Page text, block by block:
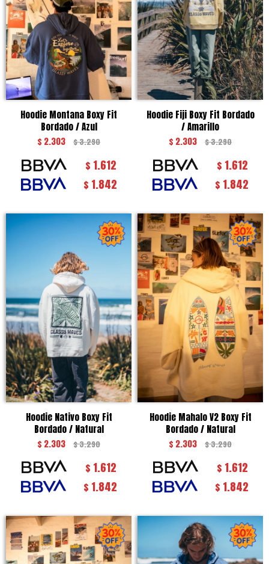
Hoodie Montana Boxy Fit
Bordado / Azul
$ 2.303 $3.290
$ 1.612
$ 1.842
Hoodie Fiji Boxy Fit Bordado
/ Amarillo
$ 2.303 $3.290
$ 1.612
$ 1.842
Hoodie Nativo Boxy Fit
Bordado / Natural
$ 2.303 $3.290
$ 1.612
$ 1.842
Hoodie Mahalo V2 Boxy Fit
Bordado / Natural
$ 2.303 $3.290
$ 1.612
$ 1.842